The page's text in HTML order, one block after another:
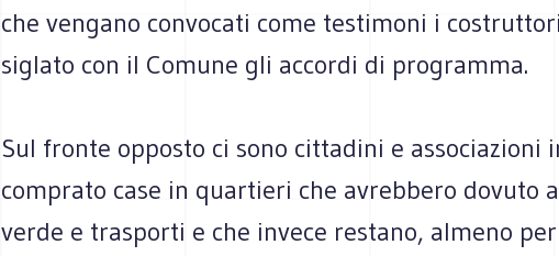
che vengano convocati come testimoni i
siglato con il Comune gli accordi di programma.
Sul fronte opposto ci sono cittadini e associazioni
comprato case in quartieri che avrebbero dovuto
verde e trasporti e che invece restano, almeno